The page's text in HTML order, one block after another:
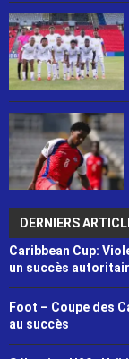
DERNIERS
Caribbean Cup:
un succès
Foot – Coupe des
au succès